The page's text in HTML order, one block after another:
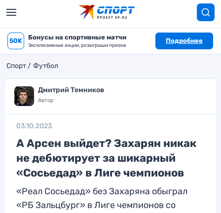
50K Бонусы на спортивные матчи
Эксклюзивные акции, розыгрыши призов
Подробнее
Спорт Футбол
Дмитрий Темников
Автор
03.10.2023
А Арсен выйдет? Захарян никак
не дебютирует за шикарный
«Сосьедад» в Лиге чемпионов
«Реал Сосьедад» без Захаряна обыграл
«РБ Зальцбург» в Лиге чемпионов со